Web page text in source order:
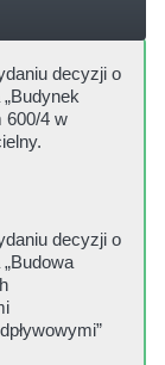
decyzji o
600/4 w
decyzji o